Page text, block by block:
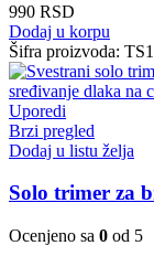
990 RSD
Dodaj u korpu
Šifra proizvoda:
Uporedi
Brzi pregled
Dodaj u listu želja
Solo trimer za
Ocenjeno sa 0 od 5